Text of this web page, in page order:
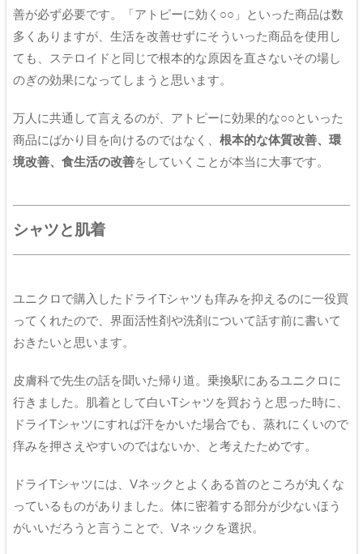
善が必ず必要です。「アトピーに効く○○」といった商品は数
多くありますが、生活を改善せずにそういった商品を使用し
ても、ステロイドと同じで根本的な原因を直さないその場し
のぎの効果になってしまうと思います。
万人に共通して言えるのが、アトピーに効果的な○○といった
商品にばかり目を向けるのではなく、 根本的な体質改善、環
境改善、食生活の改善をしていくことが本当に大事です。
シャツと肌着
ユニクロで購入したドライTシャツも痒みを抑えるのに一役買
ってくれたので、界面活性剤や洗剤について話す前に書いて
おきたいと思います。
皮膚科で先生の話を聞いた帰り道。乗換駅にあるユニクロに
行きました。肌着として白いTシャツを買おうと思った時に、
ドライTシャツにすれば汗をかいた場合でも、蒸れにくいので
痒みを押さえやすいのではないか、と考えたためです。
ドライTシャツには、Vネックとよくある首のところが丸くな
っているものがありました。体に密着する部分が少ないほう
がいいだろうと言うことで、Vネックを選択。